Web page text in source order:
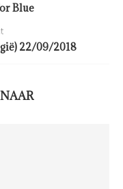
Blue
22/09/2018